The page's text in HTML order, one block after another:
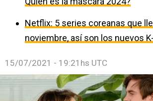
Netflix: 5 series coreanas que
noviembre, así son los nuevos
15/07/2021 - 19:21hs UTC